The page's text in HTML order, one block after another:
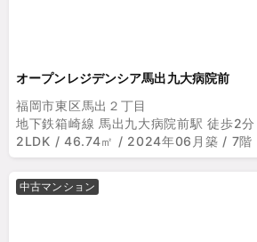
オープンレジデンシア馬出九大病院前
福岡市東区馬出２丁目
地下鉄箱崎線 馬出九大病院前駅 徒歩2分
2LDK / 46.74㎡ / 2024年06月築 / 7階
中古マンション